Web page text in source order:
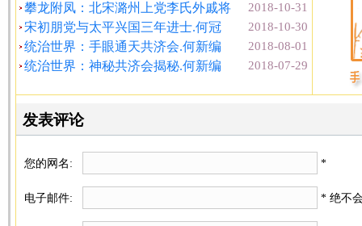
2018-10-31
攀龙附凤：北宋潞州上党李氏外戚将
2018-10-30
宋初朋党与太平兴国三年进士.何冠
2018-08-01
统治世界：手眼通天共济会.何新编
2018-07-29
统治世界：神秘共济会揭秘.何新编
发表评论
您的网名: *
电子邮件: * 绝不